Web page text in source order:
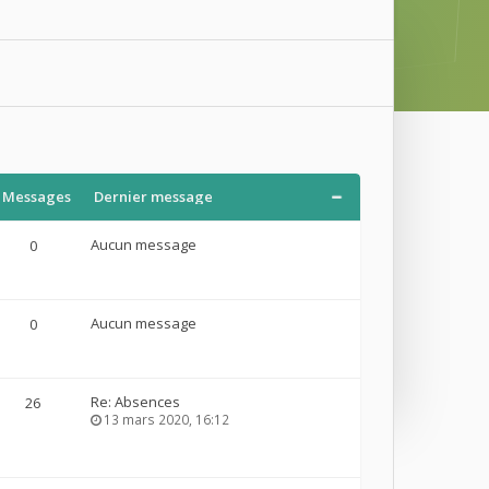
Messages Dernier message
0 Aucun message
0 Aucun message
26 Re: Absences
13 mars 2020, 16:12